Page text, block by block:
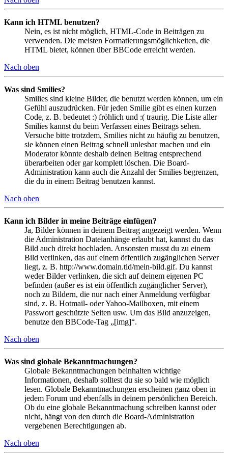
Kann ich HTML benutzen?
Nein, es ist nicht möglich, HTML-Code in Beiträgen zu
verwenden. Die meisten Formatierungsmöglichkeiten, die
HTML bietet, können über BBCode erreicht werden.
Nach oben
Was sind Smilies?
Smilies sind kleine Bilder, die benutzt werden können, um ein
Gefühl auszudrücken. Für jeden Smilie gibt es einen kurzen
Code, z. B. bedeutet :) fröhlich und :( traurig. Die Liste aller
Smilies kannst du beim Verfassen eines Beitrags sehen.
Versuche bitte trotzdem, Smilies nicht zu häufig zu benutzen,
sie können einen Beitrag schnell unlesbar machen und ein
Moderator könnte deshalb deinen Beitrag entsprechend
überarbeiten oder gar komplett löschen. Die Board-
Administration kann auch die Anzahl der Smilies begrenzen,
die du in einem Beitrag benutzen kannst.
Nach oben
Kann ich Bilder in meine Beiträge einfügen?
Ja, Bilder können in deinem Beitrag angezeigt werden. Wenn
die Administration Dateianhänge erlaubt hat, kannst du das
Bild auch direkt hochladen. Ansonsten musst du zu einem
Bild verlinken, das auf einem öffentlich zugänglichen Server
liegt, z. B. http://www.domain.tld/mein-bild.gif. Du kannst
weder Bilder verlinken, die sich auf deinem eigenen PC
befinden (außer es ist ein öffentlich zugänglicher Server),
noch zu Bildern, die nur nach einer Anmeldung verfügbar
sind, z. B. Hotmail- oder Yahoo-Mailboxen, mit einem
Passwort geschützte Seiten usw. Um das Bild anzuzeigen,
benutze den BBCode-Tag „[img]“.
Nach oben
Was sind globale Bekanntmachungen?
Globale Bekanntmachungen beinhalten wichtige
Informationen, deshalb solltest du sie so bald wie möglich
lesen. Globale Bekanntmachungen erscheinen ganz oben in
jedem Forum und ebenfalls in deinem persönlichen Bereich.
Ob du eine globale Bekanntmachung schreiben kannst oder
nicht, hängt von den durch die Board-Administration
vergebenen Berechtigungen ab.
Nach oben